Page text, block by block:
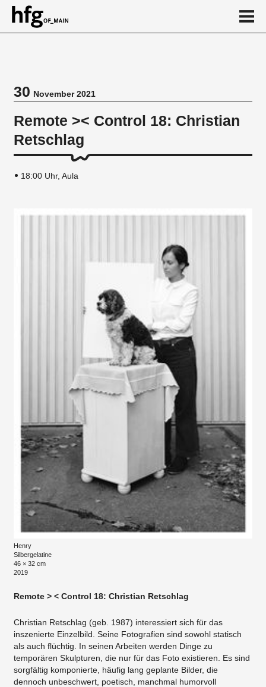
Vortragsreihe
30November 2021
Remote >< Control 18: Christian
Retschlag
18:00 Uhr, Aula
Henry
Silbergelatine
46 × 32 cm
2019
Remote > < Control 18: Christian Retschlag
Christian Retschlag (geb. 1987) interessiert sich für das
inszenierte Einzelbild. Seine Fotografien sind sowohl statisch
als auch flüchtig. In seinen Arbeiten werden Dinge zu
temporären Skulpturen, die nur für das Foto existieren. Es sind
sorgfältig komponierte, häufig lang geplante Bilder, die
dennoch unbeschwert, poetisch, manchmal humorvoll